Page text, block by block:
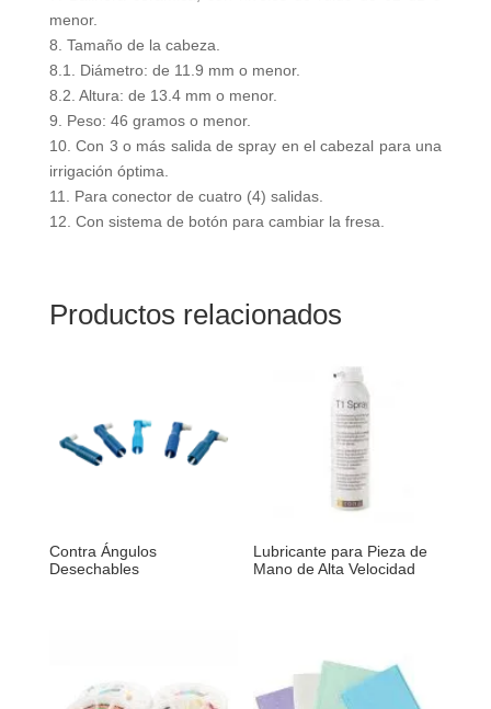
menor.
8. Tamaño de la cabeza.
8.1. Diámetro: de 11.9 mm o menor.
8.2. Altura: de 13.4 mm o menor.
9. Peso: 46 gramos o menor.
10. Con 3 o más salida de spray en el cabezal para una
irrigación óptima.
11. Para conector de cuatro (4) salidas.
12. Con sistema de botón para cambiar la fresa.
Productos relacionados
Contra Ángulos
Desechables
Lubricante para Pieza de
Mano de Alta Velocidad